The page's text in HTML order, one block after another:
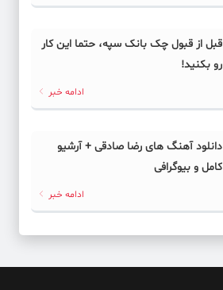
قبل از قبول چک بانک سپه، حتما این کار
رو بکنید!
ادامه خبر
دانلود آهنگ های رضا صادقی + آرشیو
کامل و بیوگرافی
ادامه خبر